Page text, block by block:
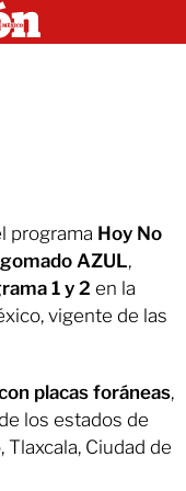
programa Hoy No
AZUL,
1 y 2 en la
vigente de las
placas foráneas,
los estados de
Ciudad de